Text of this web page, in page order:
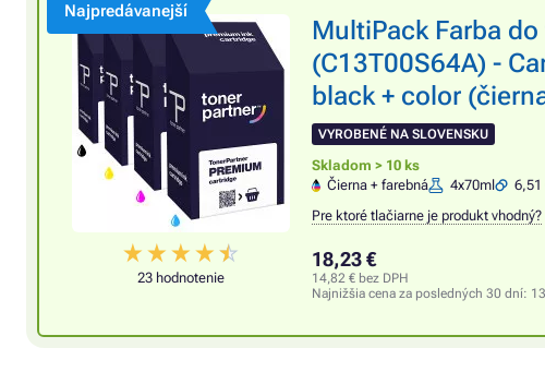
Najpredávanejší
23 hodnotenie
MultiPack Farba
(C13T00S64A) -
black + color
VYROBENÉ NA SLOVENSKU
Skladom > 10 ks
Čierna + farebná
4x70ml 6,51
Pre ktoré tlačiarne je produkt vhodný?
18,23 €
14,82 € bez DPH
Najnižšia cena za posledných 30 dní: